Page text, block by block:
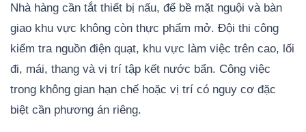
Nhà hàng cần tắt thiết bị nấu, để bề mặt nguội và bàn
giao khu vực không còn thực phẩm mở. Đội thi công
kiểm tra nguồn điện quạt, khu vực làm việc trên cao, lối
đi, mái, thang và vị trí tập kết nước bẩn. Công việc
trong không gian hạn chế hoặc vị trí có nguy cơ đặc
biệt cần phương án riêng.